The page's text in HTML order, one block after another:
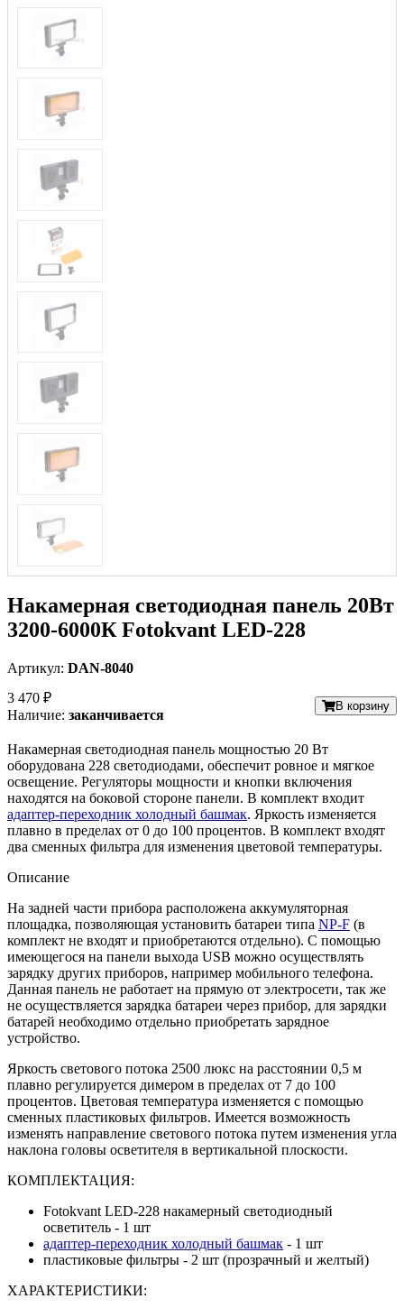
Накамерная светодиодная панель 20Вт
3200-6000К Fotokvant LED-228
Артикул: DAN-8040
3 470 ₽
Наличие: заканчивается
В корзину
Накамерная светодиодная панель мощностью 20 Вт
оборудована 228 светодиодами, обеспечит ровное и мягкое
освещение. Регуляторы мощности и кнопки включения
находятся на боковой стороне панели. В комплект входит
адаптер-переходник холодный башмак. Яркость изменяется
плавно в пределах от 0 до 100 процентов. В комплект входят
два сменных фильтра для изменения цветовой температуры.
Описание
На задней части прибора расположена аккумуляторная
площадка, позволяющая установить батареи типа NP-F (в
комплект не входят и приобретаются отдельно). С помощью
имеющегося на панели выхода USB можно осуществлять
зарядку других приборов, например мобильного телефона.
Данная панель не работает на прямую от электросети, так же
не осуществляется зарядка батареи через прибор, для зарядки
батарей необходимо отдельно приобретать зарядное
устройство.
Яркость светового потока 2500 люкс на расстоянии 0,5 м
плавно регулируется димером в пределах от 7 до 100
процентов. Цветовая температура изменяется с помощью
сменных пластиковых фильтров. Имеется возможность
изменять направление светового потока путем изменения угла
наклона головы осветителя в вертикальной плоскости.
КОМПЛЕКТАЦИЯ:
Fotokvant LED-228 накамерный светодиодный
осветитель - 1 шт
адаптер-переходник холодный башмак - 1 шт
пластиковые фильтры - 2 шт (прозрачный и желтый)
ХАРАКТЕРИСТИКИ: